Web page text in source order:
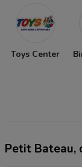
Toys Center
Petit Bateau,